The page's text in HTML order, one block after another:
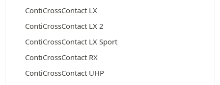
ContiCrossContact LX
ContiCrossContact LX 2
ContiCrossContact LX Sport
ContiCrossContact RX
ContiCrossContact UHP